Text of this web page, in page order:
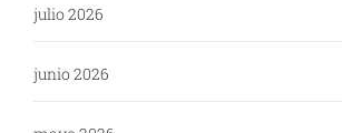
julio 2026
junio 2026